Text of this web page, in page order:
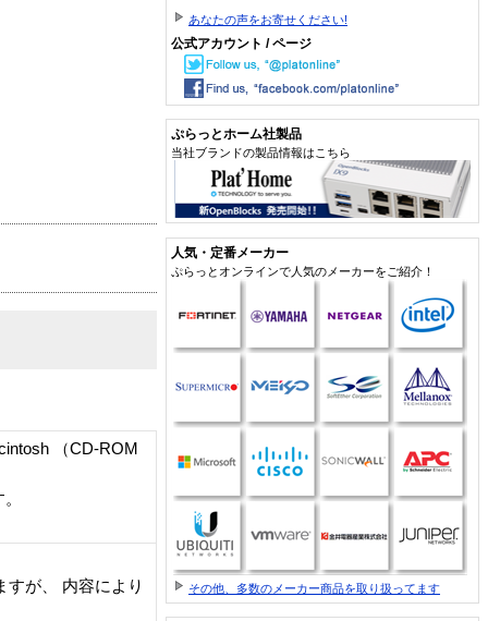
（CD-ROM
が、 内容により
あなたの声をお寄せください!
公式アカウント / ページ
ぷらっとホーム社製品
当社ブランドの製品情報はこちら
人気・定番メーカー
ぷらっとオンラインで人気のメーカーをご紹介！
その他、多数のメーカー商品を取り扱ってます